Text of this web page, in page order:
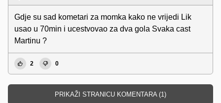
Gdje su sad kometari za momka kako ne vrijedi Lik
usao u 70min i ucestvovao za dva gola Svaka cast
Martinu ?
2 0
PRIKAŽI STRANICU KOMENTARA (1)